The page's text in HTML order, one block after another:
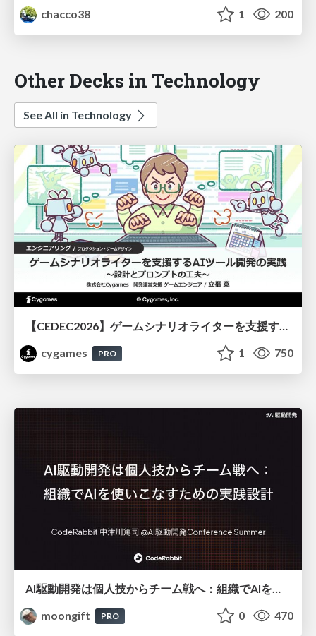
chacco38
1 200
Other Decks in Technology
See All in Technology
cygames
PRO 1 750
AI駆動開発は個人技からチーム戦へ：組織でAIを使いこなすための実践設計
moongift
PRO 0 470